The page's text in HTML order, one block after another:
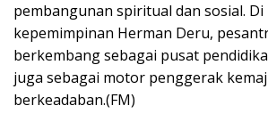
pembangunan spiritual dan sosial. Di
kepemimpinan Herman Deru,
berkembang sebagai pusat
juga sebagai motor penggerak
berkeadaban.(FM)